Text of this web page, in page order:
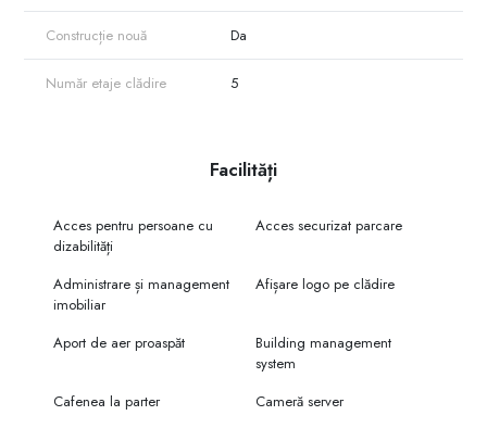
Construcție nouă Da
Număr etaje clădire 5
Facilități
Acces pentru persoane cu
dizabilități
Acces securizat parcare
Administrare și management
imobiliar
Afișare logo pe clădire
Aport de aer proaspăt
Building management
system
Cafenea la parter
Cameră server